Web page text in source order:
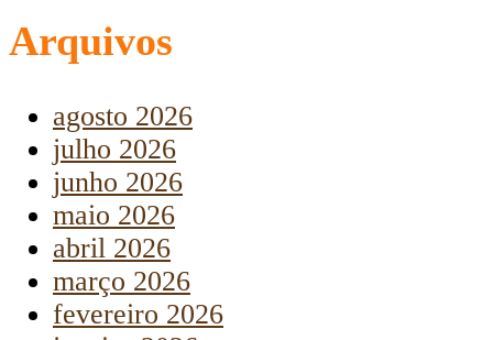
Arquivos
agosto 2026
julho 2026
junho 2026
maio 2026
abril 2026
março 2026
fevereiro 2026